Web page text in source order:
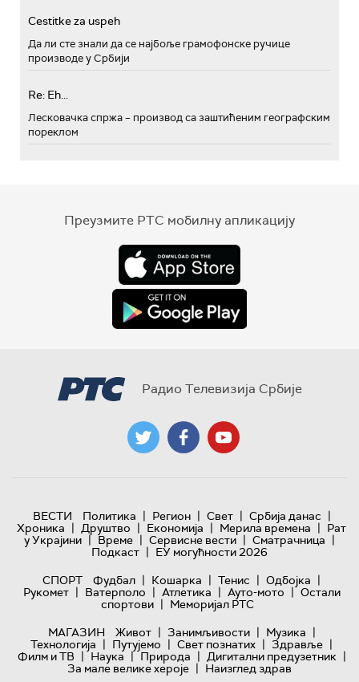
Cestitke za uspeh
Да ли сте знали да се најбоље грамофонске ручице
производе у Србији
Re: Eh...
Лесковачка спржа – производ са заштићеним географским
пореклом
Преузмите РТС мобилну апликацију
Радио Телевизија Србије
ВЕСТИ Политика | Регион | Свет | Србија данас |
Хроника | Друштво | Економија | Мерила времена | Рат
у Украјини | Време | Сервисне вести | Сматрачница |
Подкаст | ЕУ могућности 2026
СПОРТ
Фудбал | Кошарка | Тенис | Одбојка |
Рукомет | Ватерполо | Атлетика | Ауто-мото | Остали
спортови | Меморијал РТС
МАГАЗИН
Живот | Занимљивости | Музика |
Технологијa | Путујемо | Свет познатих | Здравље |
Филм и ТВ | Наука | Природа | Дигитални предузетник |
За мале велике хероје | Наизглед здрав